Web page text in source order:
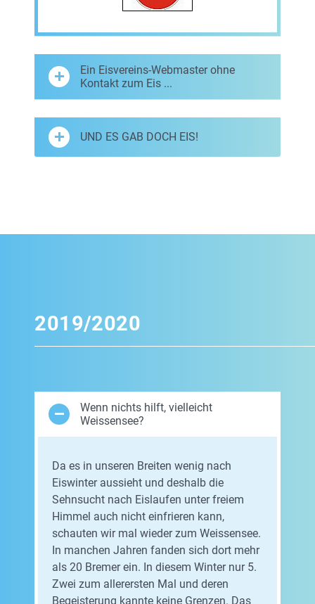
Ein Eisvereins-Webmaster ohne
Kontakt zum Eis ...
UND ES GAB DOCH EIS!
2019/2020
Wenn nichts hilft, vielleicht
Weissensee?
Da es in unseren Breiten wenig nach
Eiswinter aussieht und deshalb die
Sehnsucht nach Eislaufen unter freiem
Himmel auch nicht einfrieren kann,
schauten wir mal wieder zum Weissensee.
In manchen Jahren fanden sich dort mehr
als 20 Bremer ein. In diesem Winter nur 5.
Zwei zum allerersten Mal und deren
Begeisterung kannte keine Grenzen. Das